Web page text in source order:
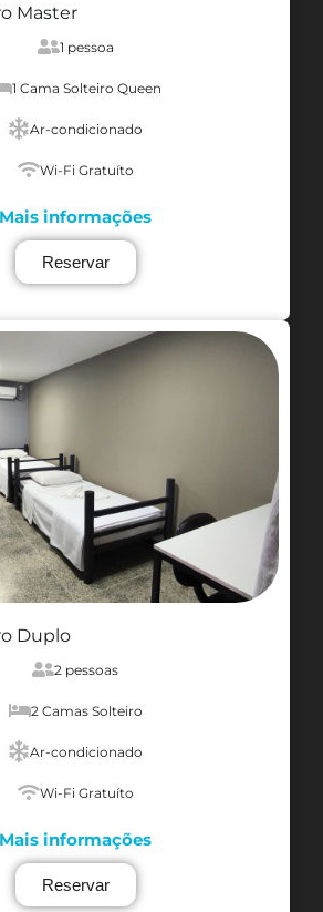
Master
1 pessoa
1 Cama Solteiro Queen
Ar-condicionado
Wi-Fi Gratuíto
Mais informações
Reservar
Duplo
2 pessoas
2 Camas Solteiro
Ar-condicionado
Wi-Fi Gratuíto
Mais informações
Reservar